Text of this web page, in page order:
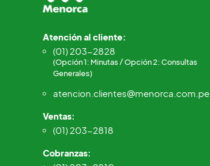
Atención al cliente:
(01) 203-2828
(Opción 1: Minutas / Opción 2: Consultas
Generales)
atencion.clientes@menorca.com.pe
Ventas:
(01) 203-2818
Cobranzas: